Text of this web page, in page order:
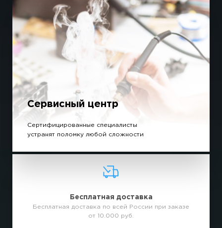
Сервисный центр
Сертифицированные специалисты
устранят поломку любой сложности
Бесплатная доставка
Бесплатная доставка по всей России при заказе
от 10.000 руб.